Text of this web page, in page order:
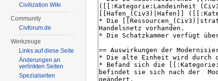
Civilization Wiki
Community
Civforum.de
Werkzeuge
Links auf diese Seite
Änderungen an
verlinkten Seiten
Spezialseiten